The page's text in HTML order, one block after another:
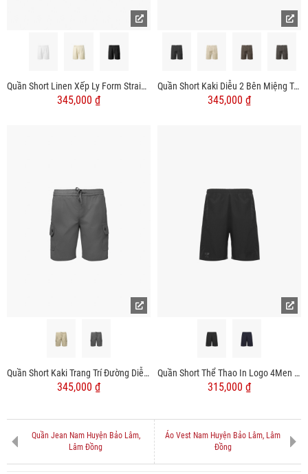
Quần Short Linen Xếp Ly Form Straight QS070
345,000 ₫
Quần Short Kaki Diễu 2 Bên Miệng Túi Form Straight QS074
345,000 ₫
Quần Short Kaki Trang Trí Đường Diễu 2 Bên Túi Hộp Form Straight QS073
345,000 ₫
Quần Short Thể Thao In Logo 4Men Club Form Regular QS079
315,000 ₫
Quần Jean Nam Huyện Bảo Lâm,
Lâm Đồng
Áo Vest Nam Huyện Bảo Lâm, Lâm
Đồng